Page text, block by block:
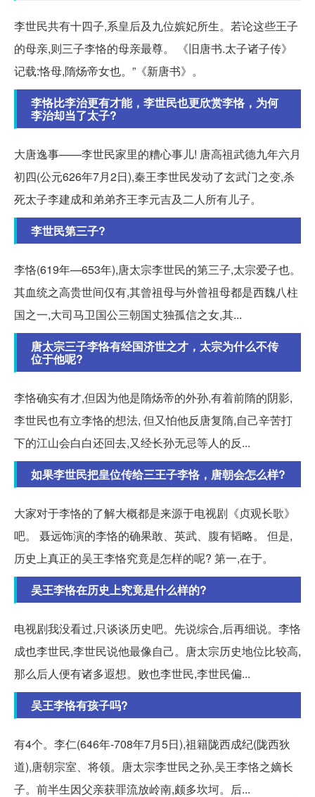
李世民共有十四子,系皇后及九位嫔妃所生。若论这些王子
的母亲,则三子李恪的母亲最尊。 《旧唐书.太子诸子传》
记载:恪母,隋炀帝女也。”《新唐书》。
李恪比李治更有才能，李世民也更欣赏李恪，为何
李治却当了太子?
大唐逸事——李世民家里的糟心事儿! 唐高祖武德九年六月
初四(公元626年7月2日),秦王李世民发动了玄武门之变,杀
死太子李建成和弟弟齐王李元吉及二人所有儿子。
李世民第三子?
李恪(619年—653年),唐太宗李世民的第三子,太宗爱子也。
其血统之高贵世间仅有,其曾祖母与外曾祖母都是西魏八柱
国之一,大司马卫国公三朝国丈独孤信之女,其...
唐太宗三子李恪有经国济世之才，太宗为什么不传
位于他呢?
李恪确实有才,但因为他是隋炀帝的外孙,有着前隋的阴影,
李世民也有立李恪的想法, 但又怕他反唐复隋,自己辛苦打
下的江山会白白还回去,又经长孙无忌等人的反...
如果李世民把皇位传给三王子李恪，唐朝会怎么样?
大家对于李恪的了解大概都是来源于电视剧《贞观长歌》
吧。 聂远饰演的李恪的确果敢、英武、腹有韬略。 但是,
历史上真正的吴王李恪究竟是怎样的呢? 第一,在于。
吴王李恪在历史上究竟是什么样的?
电视剧我没看过,只谈谈历史吧。先说综合,后再细说。李恪
成也李世民,李世民说他最像自己。唐太宗历史地位比较高,
那么后人便有诸多遐想。败也李世民,李世民偏...
吴王李恪有孩子吗?
有4个。李仁(646年-708年7月5日),祖籍陇西成纪(陇西狄
道),唐朝宗室、将领。唐太宗李世民之孙,吴王李恪之嫡长
子。前半生因父亲获罪流放岭南,颇多坎坷。后...